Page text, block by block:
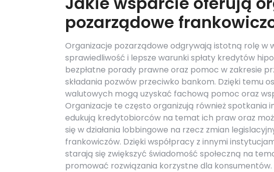
pozarządowe
Organizacje pozarządowe odgrywają istotną rolę w
sprawiedliwość i lepsze warunki spłaty kredytów
bezpłatne porady prawne oraz pomoc w zakresie
składania pozwów przeciwko bankom. Dzięki
walutowych mogą uzyskać fachową pomoc oraz
Organizacje te często organizują również
edukują kredytobiorców na temat ich praw oraz
się w działania lobbingowe na rzecz zmian
frankowiczów. Dzięki współpracy z innymi
starają się zwiększyć świadomość społeczną na
promować rozwiązania korzystne dla konsumentów.